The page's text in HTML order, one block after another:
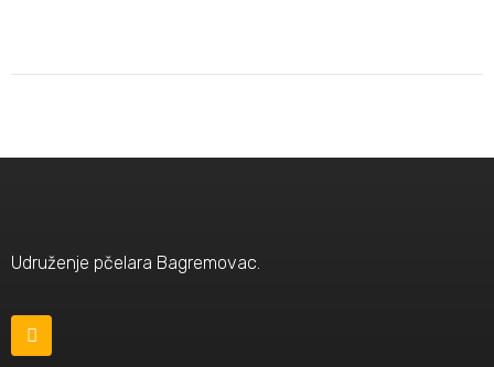
Udruženje pčelara Bagremovac.